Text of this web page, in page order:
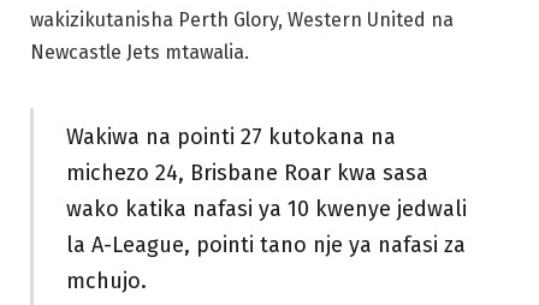
wakizikutanisha Perth Glory, Western United na
Newcastle Jets mtawalia.
Wakiwa na pointi 27 kutokana na
michezo 24, Brisbane Roar kwa sasa
wako katika nafasi ya 10 kwenye jedwali
la A-League, pointi tano nje ya nafasi za
mchujo.